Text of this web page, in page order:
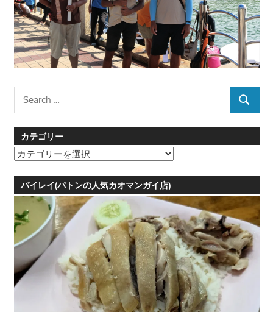
Search
SEARCH
カテゴリー
カ
ゴ
ー
バイレイ(パトンの人気カオマンガイ店)